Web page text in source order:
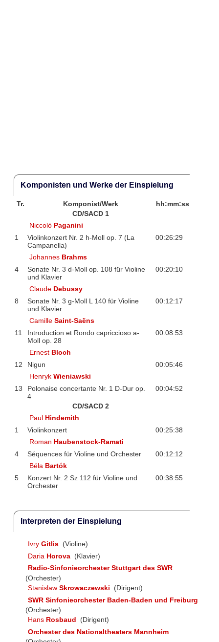
Komponisten und Werke der Einspielung
Tr. Komponist/Werk
hh:mm:ss
CD/SACD 1
Niccolò Paganini
1
Violinkonzert Nr. 2 h-Moll op. 7 (La
Campanella)
00:26:29
Johannes Brahms
4
Sonate Nr. 3 d-Moll op. 108 für Violine
und Klavier
00:20:10
Claude Debussy
8
Sonate Nr. 3 g-Moll L 140 für Violine
und Klavier
00:12:17
CamilleSaint-Saëns
11
Introduction et Rondo capriccioso a-
Moll op. 28
00:08:53
Ernest Bloch
12
Nigun
00:05:46
HenrykWieniawski
13
Polonaise concertante Nr. 1 D-Dur op.
4
00:04:52
CD/SACD 2
Paul Hindemith
1
Violinkonzert
00:25:38
Roman Haubenstock-Ramati
4
Séquences für Violine und Orchester
00:12:12
Béla Bartók
5
Konzert Nr. 2 Sz 112 für Violine und
Orchester
00:38:55
Interpreten der Einspielung
Ivry Gitlis (Violine)
Daria Horova (Klavier)
Radio-Sinfonieorchester Stuttgart des SWR
(Orchester)
Stanislaw Skrowaczewski
(Dirigent)
SWR Sinfonieorchester Baden-Baden und Freiburg
(Orchester)
Hans Rosbaud
(Dirigent)
Orchester des Nationaltheaters Mannheim